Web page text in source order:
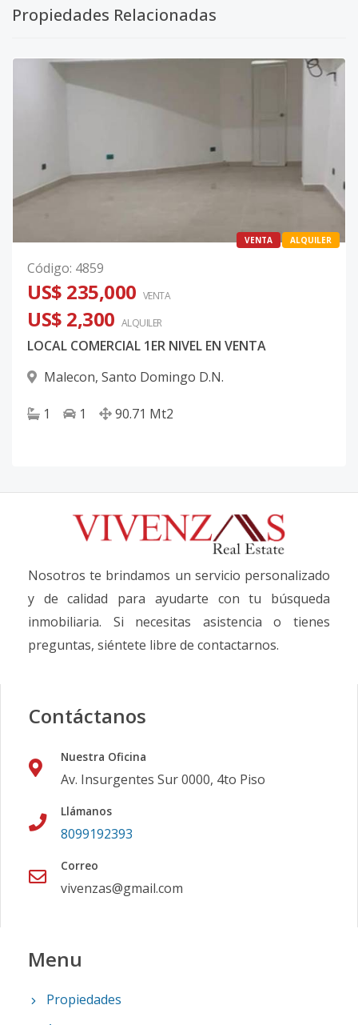
Propiedades Relacionadas
VENTA ALQUILER
Código: 4859
US$ 235,000 VENTA
US$ 2,300 ALQUILER
LOCAL COMERCIAL 1ER NIVEL EN VENTA
Malecon, Santo Domingo D.N.
1 1 90.71 Mt2
Nosotros te brindamos un servicio personalizado
y de calidad para ayudarte con tu búsqueda
inmobiliaria. Si necesitas asistencia o tienes
preguntas, siéntete libre de contactarnos.
Contáctanos
Nuestra Oficina
Av. Insurgentes Sur 0000, 4to Piso
Llámanos
8099192393
Correo
vivenzas@gmail.com
Menu
Propiedades